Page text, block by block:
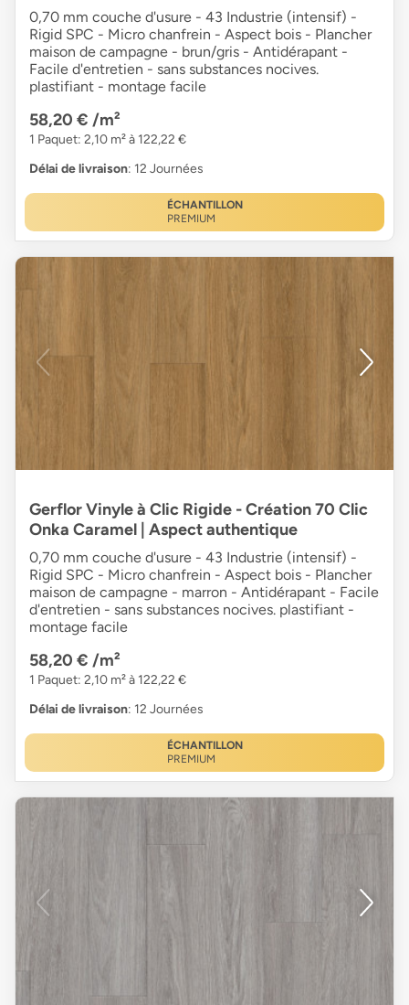
0,70 mm couche d'usure - 43 Industrie (intensif) -
Rigid SPC - Micro chanfrein - Aspect bois - Plancher
maison de campagne - brun/gris - Antidérapant -
Facile d'entretien - sans substances nocives.
plastifiant - montage facile
58,20 € /m²
1 Paquet: 2,10 m² à 122,22 €
Délai de livraison: 12 Journées
ÉCHANTILLON
PREMIUM
Gerflor Vinyle à Clic Rigide - Création 70 Clic
Onka Caramel | Aspect authentique
0,70 mm couche d'usure - 43 Industrie (intensif) -
Rigid SPC - Micro chanfrein - Aspect bois - Plancher
maison de campagne - marron - Antidérapant - Facile
d'entretien - sans substances nocives. plastifiant -
montage facile
58,20 € /m²
1 Paquet: 2,10 m² à 122,22 €
Délai de livraison: 12 Journées
ÉCHANTILLON
PREMIUM